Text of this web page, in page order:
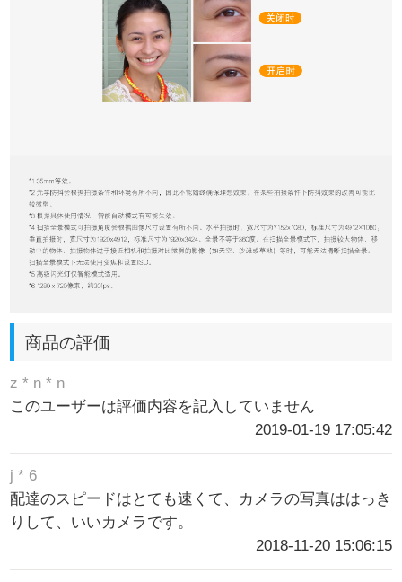
商品の評価
z * n * n
このユーザーは評価内容を記入していません
2019-01-19 17:05:42
j * 6
配達のスピードはとても速くて、カメラの写真ははっき
りして、いいカメラです。
2018-11-20 15:06:15